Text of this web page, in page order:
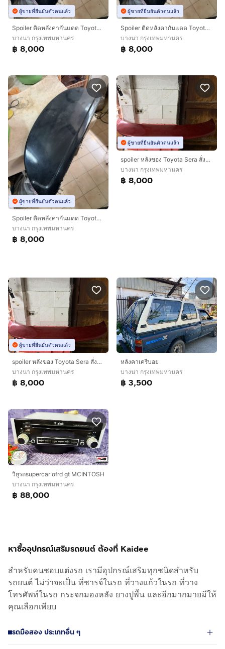
ผู้ขายที่ยืนยันตัวตนแล้ว
Spoiler ติดหลังคากันแดด Toyota Sera โดยเฉพาะ สั่งจาก ญี่ปุ่น เพียง 8,000 บาท
บางนา กรุงเทพมหานคร
฿ 8,000
ผู้ขายที่ยืนยันตัวตนแล้ว
Spoiler ติดหลังคากันแดด Toyota Sera โดยเฉพาะ สั่งจาก ญี่ปุ่น เพียง 8,000 บาท
บางนา กรุงเทพมหานคร
฿ 8,000
ผู้ขายที่ยืนยันตัวตนแล้ว
Spoiler ติดหลังคากันแดด Toyota Sera โดยเฉพาะ สั่งจาก ญี่ปุ่น เพียง 8,000 บาท
บางนา กรุงเทพมหานคร
฿ 8,000
ผู้ขายที่ยืนยันตัวตนแล้ว
spoiler หลังของ Toyota Sera สั่งจาก อังกฤษ. เพียง 8,000 บาท
บางนา กรุงเทพมหานคร
฿ 8,000
ผู้ขายที่ยืนยันตัวตนแล้ว
spoiler หลังของ Toyota Sera สั่งจาก อังกฤษ. เพียง 8,000 บาท
บางนา กรุงเทพมหานคร
฿ 8,000
หลังคาเครีบอย
บางนา กรุงเทพมหานคร
฿ 3,500
วิยุรถsupercar ofrd gt MCINTOSH
บางนา กรุงเทพมหานคร
฿ 88,000
หาซื้ออุปกรณ์เสริมรถยนต์ ต้องที่ Kaidee
สำหรับคนชอบแต่งรถ เรามีอุปกรณ์เสริมทุกชนิดสำหรับ
รถยนต์ ไม่ว่าจะเป็น ที่ชารจ์ในรถ ที่วางแก้วในรถ ที่วาง
โทรศัพท์ในรถ กระจกมองหลัง ยางปูพื้น และอีกมากมายมีให้
คุณเลือกเพียบ
รถมือสอง ประเภทอื่น ๆ